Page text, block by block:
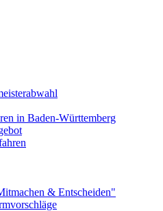
in Baden-Württemberg
& Entscheiden"